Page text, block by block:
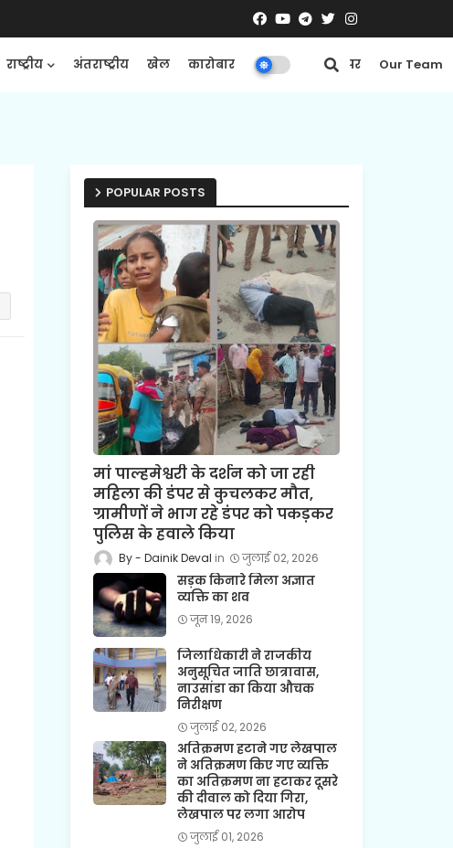
राष्ट्रीय अंतराष्ट्रीय खेल कारोबार मनोरंजन ई-पेपर Our Team
POPULAR POSTS
मां पाल्हमेश्वरी के दर्शन को जा रही
महिला की डंपर से कुचलकर मौत,
ग्रामीणों ने भाग रहे डंपर को पकड़कर
पुलिस के हवाले किया
Dainik Deval जुलाई 02, 2026
सड़क किनारे मिला अज्ञात
व्यक्ति का शव
जून 19, 2026
जिलाधिकारी ने राजकीय
अनुसूचित जाति छात्रावास,
नाउसांडा का किया औचक
निरीक्षण
जुलाई 02, 2026
अतिक्रमण हटाने गए लेखपाल
ने अतिक्रमण किए गए व्यक्ति
का अतिक्रमण ना हटाकर दूसरे
की दीवाल को दिया गिरा,
लेखपाल पर लगा आरोप
जुलाई 01, 2026